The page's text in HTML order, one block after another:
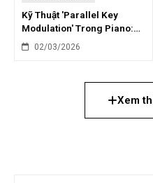
Kỹ Thuật 'Parallel Key
Modulation' Trong Piano:
Chuyển Điệu Tinh Tế
02/03/2026
Xem